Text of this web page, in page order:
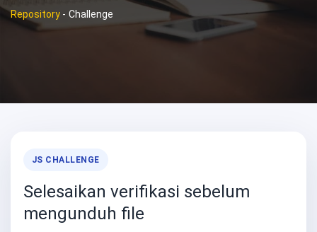
Repository - Challenge
JS CHALLENGE
Selesaikan verifikasi sebelum
mengunduh file